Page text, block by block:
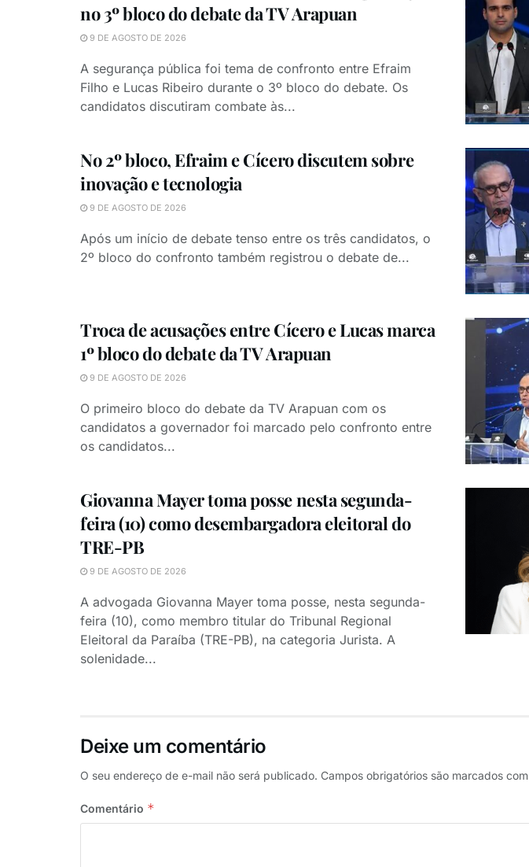
no 3º bloco do debate da TV Arapuan
9 DE AGOSTO DE 2026
A segurança pública foi tema de confronto entre Efraim
Filho e Lucas Ribeiro durante o 3º bloco do debate. Os
candidatos discutiram combate às...
No 2º bloco, Efraim e Cícero discutem sobre
inovação e tecnologia
9 DE AGOSTO DE 2026
Após um início de debate tenso entre os três candidatos, o
2º bloco do confronto também registrou o debate de...
Troca de acusações entre Cícero e Lucas marca
1º bloco do debate da TV Arapuan
9 DE AGOSTO DE 2026
O primeiro bloco do debate da TV Arapuan com os
candidatos a governador foi marcado pelo confronto entre
os candidatos...
Giovanna Mayer toma posse nesta segunda-
feira (10) como desembargadora eleitoral do
TRE-PB
9 DE AGOSTO DE 2026
A advogada Giovanna Mayer toma posse, nesta segunda-
feira (10), como membro titular do Tribunal Regional
Eleitoral da Paraíba (TRE-PB), na categoria Jurista. A
solenidade...
Deixe um comentário
O seu endereço de e-mail não será publicado. Campos obrigatórios são marcados com
Comentário *